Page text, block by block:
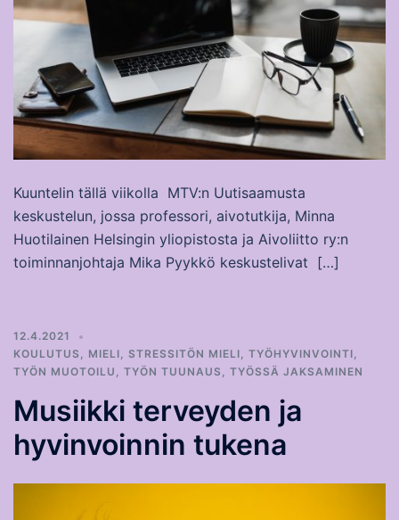
Kuuntelin tällä viikolla MTV:n Uutisaamusta
keskustelun, jossa professori, aivotutkija, Minna
Huotilainen Helsingin yliopistosta ja Aivoliitto ry:n
toiminnanjohtaja Mika Pyykkö keskustelivat […]
12.4.2021
KOULUTUS , MIELI, STRESSITÖN MIELI, TYÖHYVINVOINTI,
TYÖN MUOTOILU , TYÖN TUUNAUS , TYÖSSÄ JAKSAMINEN
Musiikki terveyden ja
hyvinvoinnin tukena